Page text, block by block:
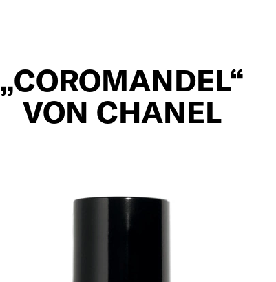
„COROMANDEL“
VON CHANEL